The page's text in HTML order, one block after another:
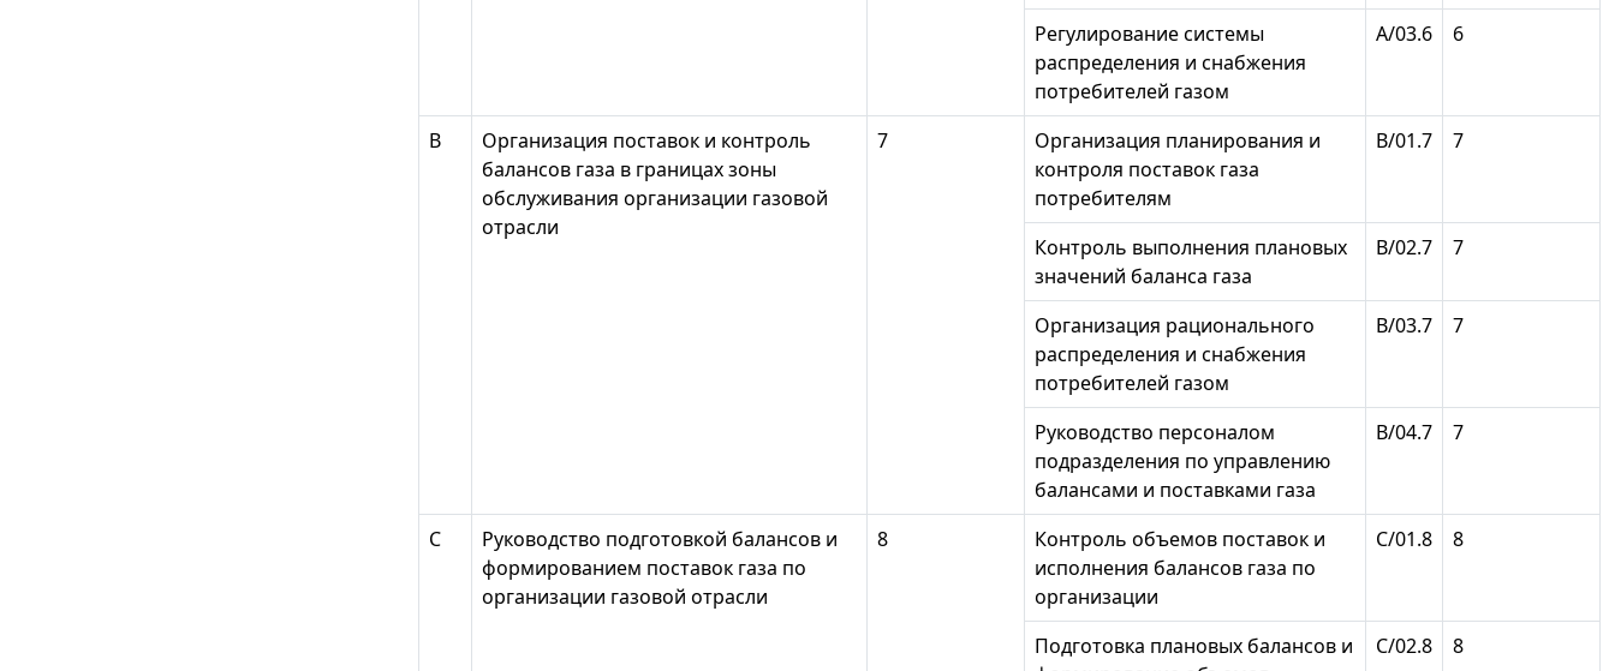
Регулирование системы
распределения и снабжения
потребителей газом
А/03.6 6
В
Организация поставок и контроль
балансов газа в границах зоны
обслуживания организации газовой
отрасли
7
Организация планирования и
контроля поставок газа
потребителям
В/01.7 7
Контроль выполнения плановых
значений баланса газа
В/02.7 7
Организация рационального
распределения и снабжения
потребителей газом
В/03.7 7
Руководство персоналом
подразделения по управлению
балансами и поставками газа
В/04.7 7
С
Руководство подготовкой балансов и
формированием поставок газа по
организации газовой отрасли
8
Контроль объемов поставок и
исполнения балансов газа по
организации
С/01.8 8
Подготовка плановых балансов и
С/02.8 8